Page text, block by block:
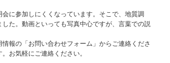
に参加しにくくなっています。そこで、地質調
た。動画といっても写真中心ですが、言葉での説
報の「お問い合わせフォーム」からご連絡くださ
お気軽にご連絡ください。